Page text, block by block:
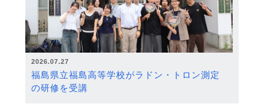
2026.07.27
福島県立福島高等学校がラドン・トロン測定
の研修を受講